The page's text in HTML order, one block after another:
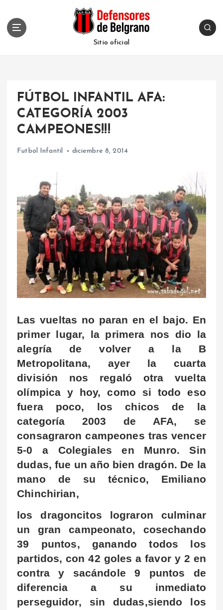
Sitio oficial
FÚTBOL INFANTIL AFA:
CATEGORÍA 2003
CAMPEONES!!!
Futbol Infantil diciembre 8, 2014
Las vueltas no paran en el bajo. En
primer lugar, la primera nos dio la
alegría de volver a la B
Metropolitana, ayer la cuarta
división nos regaló otra vuelta
olímpica y hoy, como si todo eso
fuera poco, los chicos de la
categoría 2003 de AFA, se
consagraron campeones tras vencer
5-0 a Colegiales en Munro. Sin
dudas, fue un año bien dragón. De la
mano de su técnico, Emiliano
Chinchirian,
los dragoncitos lograron culminar
un gran campeonato, cosechando
39 puntos, ganando todos los
partidos, con 42 goles a favor y 2 en
contra y sacándole 9 puntos de
diferencia a su inmediato
perseguidor, sin dudas,siendo los